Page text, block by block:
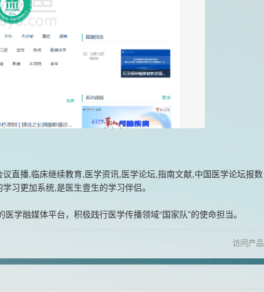
直播,临床继续教育,医学资讯,医学论坛,指南文献,中国医学论坛报数
习更加系统,是医生壹生的学习伴侣。
学融媒体平台，积极践行医学传播领域“国家队”的使命担当。
访问产品